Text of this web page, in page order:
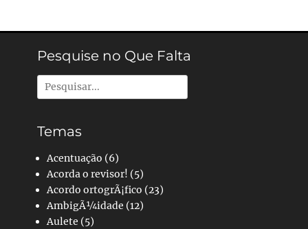
Pesquise no Que Falta
Pesquisar
por:
Temas
Acentuação (6)
Acorda o revisor! (5)
Acordo ortogrÃ¡fico (23)
AmbigÃ¼idade (12)
Aulete (5)